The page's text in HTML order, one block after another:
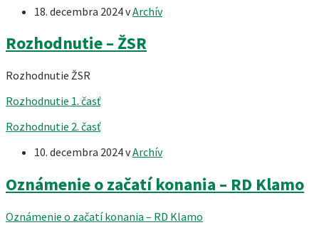
18. decembra 2024vArchív
Rozhodnutie – ŽSR
Rozhodnutie ŽSR
Rozhodnutie 1. časť
Rozhodnutie 2. časť
10. decembra 2024vArchív
Oznámenie o začatí konania – RD Klamo
Oznámenie o začatí konania – RD Klamo